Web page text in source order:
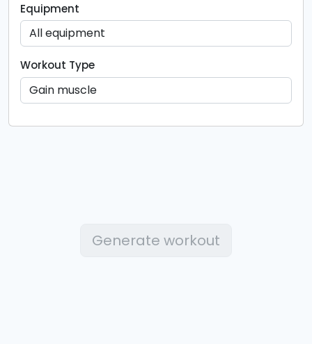
Equipment
Workout Type
Generate workout